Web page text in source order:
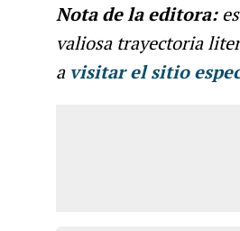
Nota de la editora:
valiosa trayectoria
avisitar el sitio